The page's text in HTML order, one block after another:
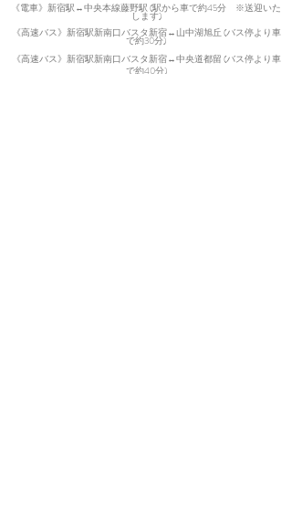
《電車》新宿駅↔中央本線藤野駅 (駅から車で約45分 ※送迎いた
します)
《高速バス》新宿駅新南口バスタ新宿↔山中湖旭丘 (バス停より車
で約30分)
《高速バス》新宿駅新南口バスタ新宿↔中央道都留 (バス停より車
で約40分)